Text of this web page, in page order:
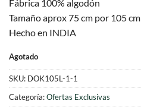
$5.000.
Fábrica 100% algodón
Tamaño aprox 75 cm por 105 cm
Hecho en INDIA
Agotado
SKU: DOK105L-1-1
Categoría:Ofertas Exclusivas